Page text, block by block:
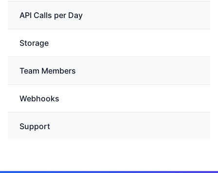
API Calls per Day
Storage
Team Members
Webhooks
Support